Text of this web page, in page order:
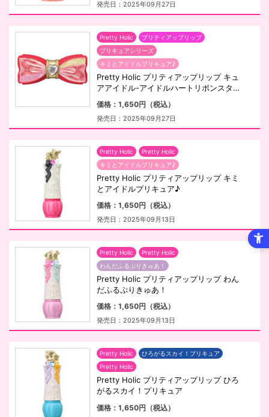
発売日：2025年09月27日
Pretty Holic
プリティアップリップ
プリキュアシリーズ
キミとアイドルプリキュア♪
Pretty Holic プリティアップリップ キュ
アアイドル-アイドルハートリボンスタイ
ル-
価格：1,650円（税込）
発売日：2025年09月27日
Pretty Holic
Pretty Holic
キミとアイドルプリキュア♪
Pretty Holic プリティアップリップ キミ
とアイドルプリキュア♪
価格：1,650円（税込）
発売日：2025年09月13日
Pretty Holic
Pretty Holic
わんだふるぷりきゅあ！
Pretty Holic プリティアップリップ わん
だふるぷりきゅあ！
価格：1,650円（税込）
発売日：2025年09月13日
Pretty Holic
ひろがるスカイ！プリキュア
Pretty Holic
Pretty Holic プリティアップリップ ひろ
がるスカイ！プリキュア
価格：1,650円（税込）